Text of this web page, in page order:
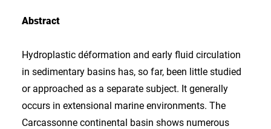
Abstract
Hydroplastic déformation and early fluid circulation
in sedimentary basins has, so far, been little studied
or approached as a separate subject. It generally
occurs in extensional marine environments. The
Carcassonne continental basin shows numerous